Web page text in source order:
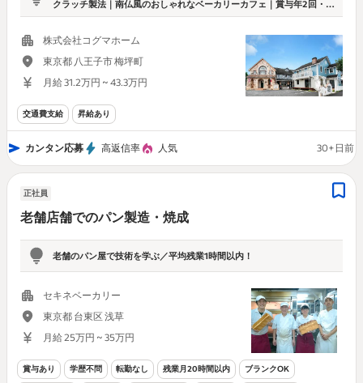
クラッチ製法｜南仏風のおしゃれなベーカリーカフェ｜賞与年2回・八
王子
株式会社コグマホーム
東京都 八王子市 梅坪町
月給 31.2万円 ~ 43.3万円
交通費支給 昇給あり
カンタン応募 高返信率 人気 30+日前
正社員
老舗店舗でのパン製造・焼成
老舗のパン屋で技術を学ぶ／平均残業1時間以内！
セキネベーカリー
東京都 台東区 浅草
月給 25万円 ~ 35万円
賞与あり 学歴不問 転勤なし 残業月20時間以内 ブランクOK